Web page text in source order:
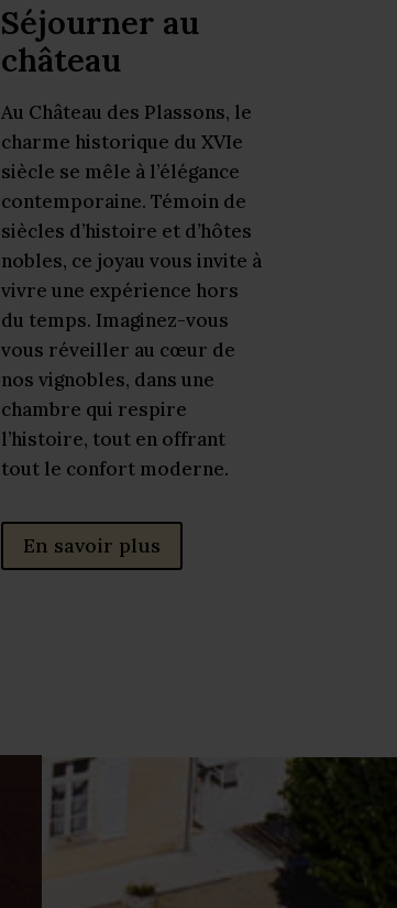
Séjourner au
château
Au Château des Plassons, le
charme historique du XVIe
siècle se mêle à l’élégance
contemporaine. Témoin de
siècles d’histoire et d’hôtes
nobles, ce joyau vous invite à
vivre une expérience hors
du temps. Imaginez-vous
vous réveiller au cœur de
nos vignobles, dans une
chambre qui respire
l’histoire, tout en offrant
tout le confort moderne.
En savoir plus